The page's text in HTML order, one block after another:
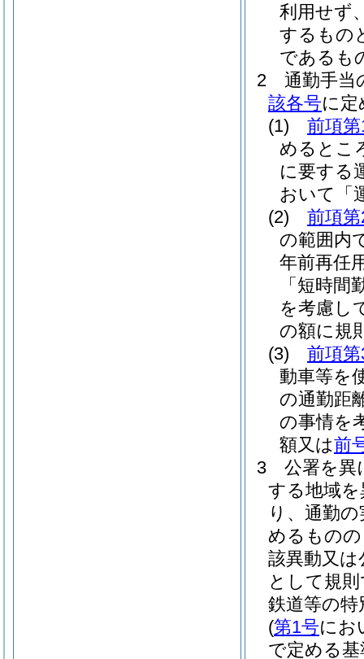
利用せず
するもの
であるも
2
通勤手当
該各号に
(1)
前項
めるとこ
に要する
おいて「
(2)
前項
の範囲内
年前再任
「短時間
を考慮し
の額に規
(3)
前項
動車等を
の通勤距
の事情を
額又は前
3
公署を異
する地域
り、通勤
めるもの
該異動又
として規
鉄道等の特
(第1号にお
で定める